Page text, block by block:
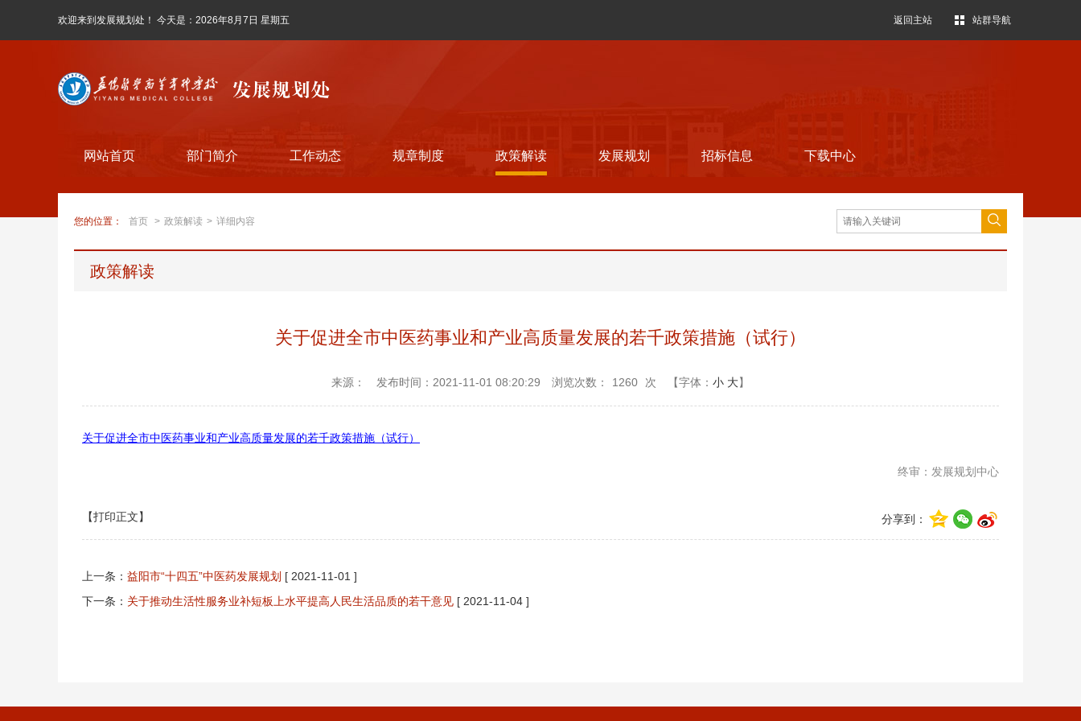
返回主站 站群导航
欢迎来到发展规划处！ 今天是： 2026年8月7日 星期五
网站首页 部门简介 工作动态 规章制度 政策解读 发展规划 招标信息 下载中心
您的位置： 首页 > 政策解读 > 详细内容
政策解读
关于促进全市中医药事业和产业高质量发展的若千政策措施（试行）​
来源： 发布时间：2021-11-01 08:20:29 浏览次数： 1260 次 【字体： 小 大】
关于促进全市中医药事业和产业高质量发展的若千政策措施（试行）
终审：发展规划中心
分享到：
【打印正文】
上一条： 益阳市“十四五”中医药发展规划 [ 2021-11-01 ]
下一条： 关于推动生活性服务业补短板上水平提高人民生活品质的若干意见 [ 2021-11-04 ]